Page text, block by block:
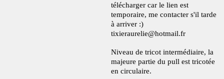
télécharger car le lien est
temporaire, me contacter s'il tarde
à arriver :)
tixieraurelie@hotmail.fr
Niveau de tricot intermédiaire, la
majeure partie du pull est tricotée
en circulaire.